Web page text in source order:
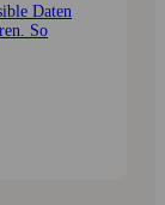
Daten
So